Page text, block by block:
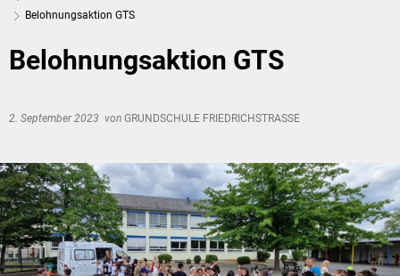
Belohnungsaktion GTS
Belohnungsaktion GTS
2. September 2023 von GRUNDSCHULE FRIEDRICHSTRASSE